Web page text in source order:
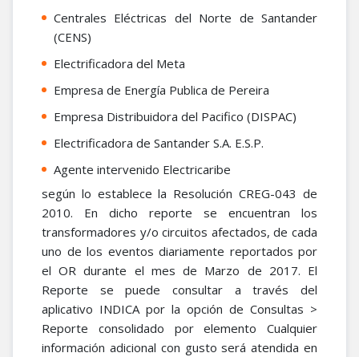
Centrales Eléctricas del Norte de Santander
(CENS)
Electrificadora del Meta
Empresa de Energía Publica de Pereira
Empresa Distribuidora del Pacifico (DISPAC)
Electrificadora de Santander S.A. E.S.P.
Agente intervenido Electricaribe
según lo establece la Resolución CREG-043 de
2010. En dicho reporte se encuentran los
transformadores y/o circuitos afectados, de cada
uno de los eventos diariamente reportados por
el OR durante el mes de Marzo de 2017. El
Reporte se puede consultar a través del
aplicativo INDICA por la opción de Consultas >
Reporte consolidado por elemento Cualquier
información adicional con gusto será atendida en